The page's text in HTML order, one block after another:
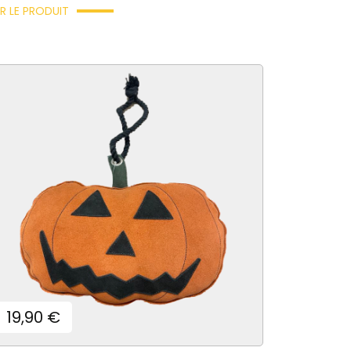
LE PRODUIT
Prix
19,90 €